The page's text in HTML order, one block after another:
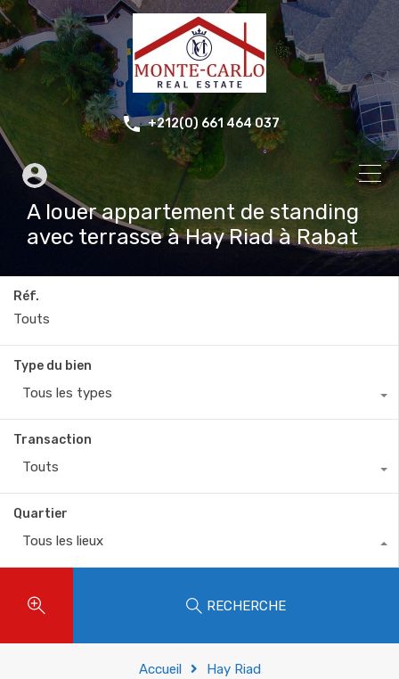
+212(0) 661 464 037
A louer appartement de standing
avec terrasse à Hay Riad à Rabat
Réf.
Type du bien
Tous les types
Transaction
Touts
Quartier
Tous les lieux
RECHERCHE
Accueil Hay Riad